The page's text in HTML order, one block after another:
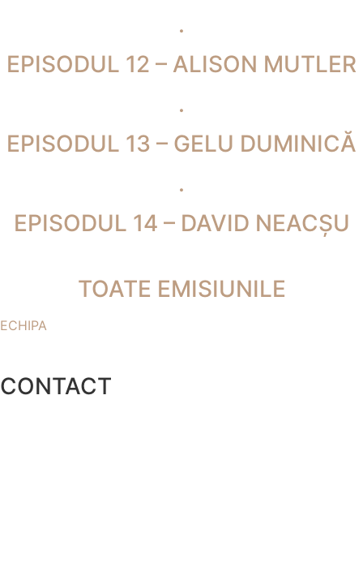
.
EPISODUL 12 – ALISON MUTLER
.
EPISODUL 13 – GELU DUMINICĂ
.
EPISODUL 14 – DAVID NEACȘU
TOATE EMISIUNILE
ECHIPA
CONTACT